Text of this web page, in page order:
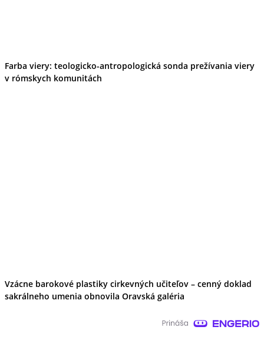
Farba viery: teologicko-antropologická sonda prežívania viery
v rómskych komunitách
Vzácne barokové plastiky cirkevných učiteľov – cenný doklad
sakrálneho umenia obnovila Oravská galéria